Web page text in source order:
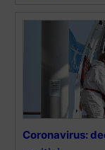
Coronavirus: